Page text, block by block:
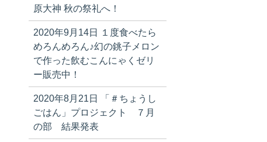
原大神 秋の祭礼へ！
2020年9月14日
１度食べたら
めろんめろん♪幻の銚子メロン
で作った飲むこんにゃくゼリ
ー販売中！
2020年8月21日
「＃ちょうし
ごはん」プロジェクト ７月
の部 結果発表